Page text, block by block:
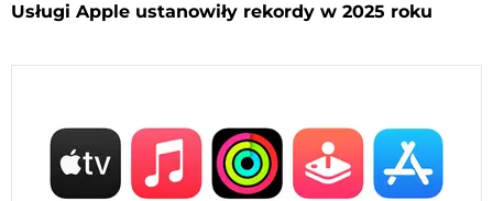
Usługi Apple ustanowiły rekordy w 2025 roku